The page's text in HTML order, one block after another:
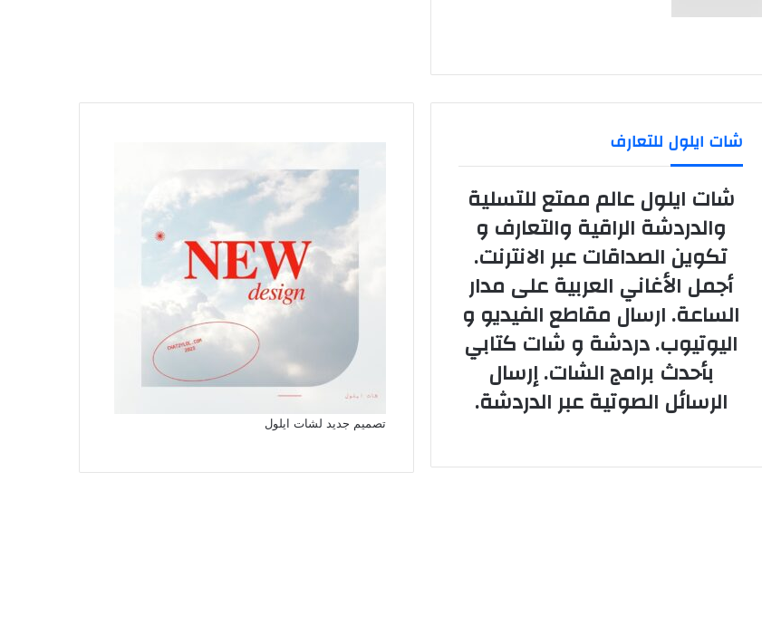
شات ايلول للتعارف
شات ايلول عالم ممتع للتسلية
والدردشة الراقية والتعارف و
تكوين الصداقات عبر الانترنت.
أجمل الأغاني العربية على مدار
الساعة. ارسال مقاطع الفيديو و
اليوتيوب. دردشة و شات كتابي
بأحدث برامج الشات. إرسال
الرسائل الصوتية عبر الدردشة.
تصميم جديد لشات ايلول